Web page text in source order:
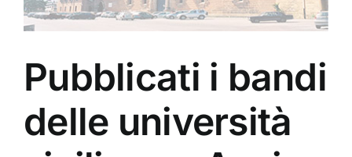
Pubblicati i bandi
delle università